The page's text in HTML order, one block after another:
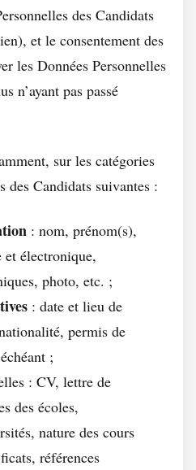
des Candidats
et le consentement des
les Données Personnelles
n’ayant pas passé
sur les catégories
des Candidats suivantes :
: nom, prénom(s),
et électronique,
photo, etc. ;
: date et lieu de
permis de
;
: CV, lettre de
des écoles,
nature des cours
références